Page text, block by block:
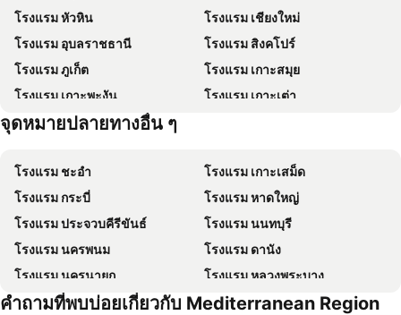
โรงแรม หัวหิน
โรงแรม เชียงใหม่
โรงแรม อุบลราชธานี
โรงแรม สิงคโปร์
โรงแรม ภูเก็ต
โรงแรม เกาะสมุย
โรงแรม เกาะพะงัน
โรงแรม เกาะเต่า
โรงแรม เกาะฟุก๊ว
จุดหมายปลายทางอื่น ๆ
โรงแรม ชะอำ
โรงแรม เกาะเสม็ด
โรงแรม กระบี่
โรงแรม หาดใหญ่
โรงแรม ประจวบคีรีขันธ์
โรงแรม นนทบุรี
โรงแรม นครพนม
โรงแรม ดานัง
โรงแรม นครนายก
โรงแรม หลวงพระบาง
โรงแรม เกาะล้าน
โรงแรม ซินยี่
คำถามที่พบบ่อยเกี่ยวกับ Mediterranean Region